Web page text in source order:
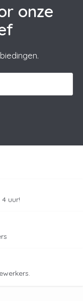
onze
uur!